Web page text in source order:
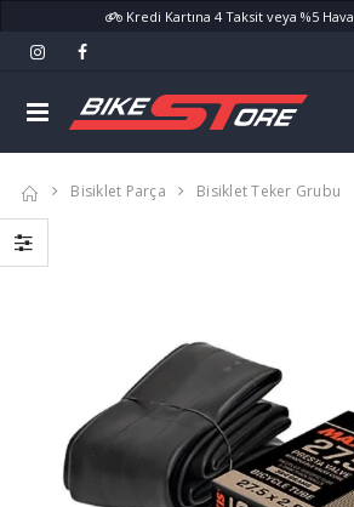
Kredi Kartına 4 Taksit veya %5
Bisiklet Parça Bisiklet Teker Grubu